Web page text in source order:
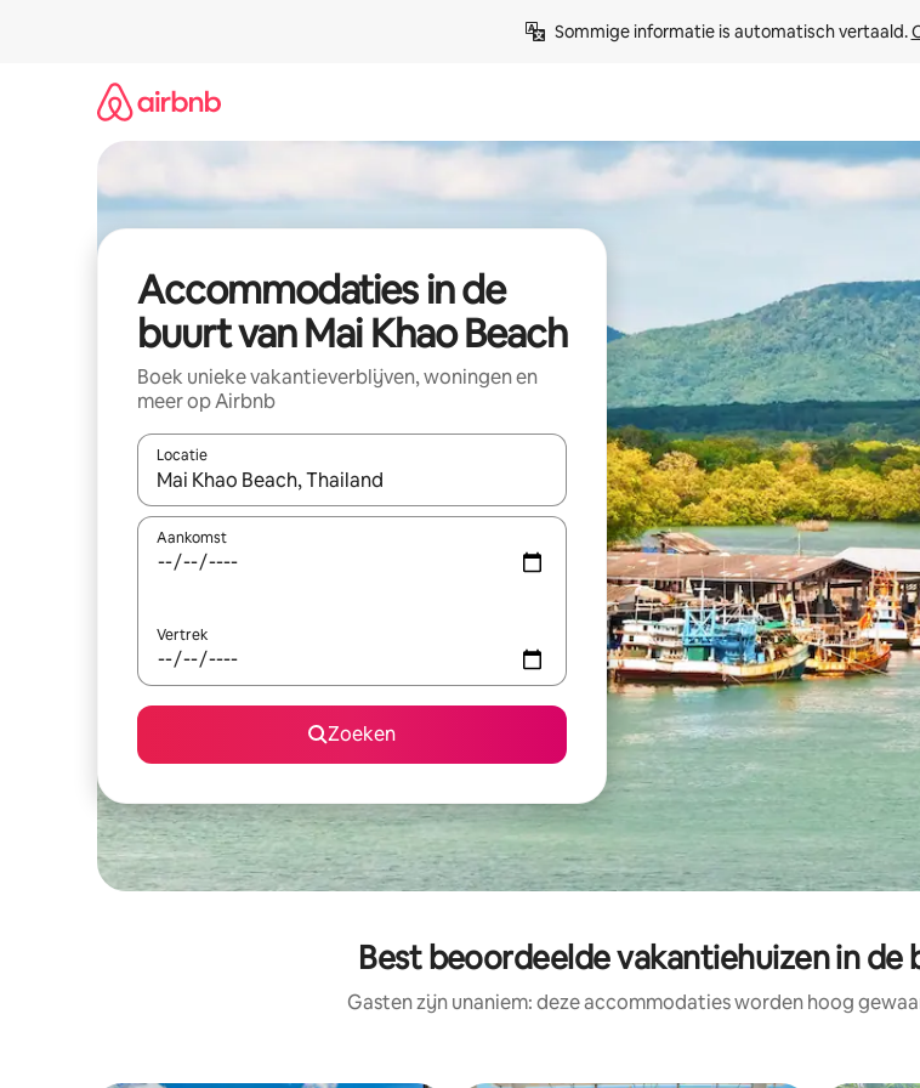
Sommige informatie is automatisch vertaald.
Accommodaties in de
buurt van Mai Khao Beach
Boek unieke vakantieverblijven, woningen en
meer op Airbnb
Locatie
Wanneer er resultaten beschikbaar zijn, maak je een keuze met je de pijltjestoetsen omhoog en
Aankomst
Vertrek
Zoeken
Best beoordeelde vakantiehuizen in de
Gasten zijn unaniem: deze accommodaties worden hoog